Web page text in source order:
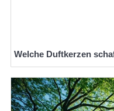
Welche Duftkerzen